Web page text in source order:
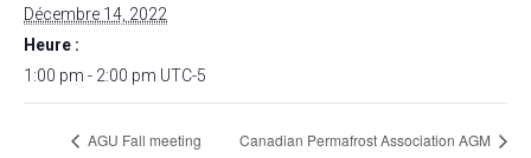
Décembre 14, 2022
Heure :
1:00 pm - 2:00 pm UTC-5
AGU Fall meeting Canadian Permafrost Association AGM